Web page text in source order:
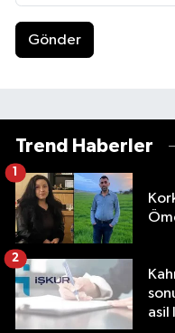
Gönder
Trend Haberler
1
asil
2